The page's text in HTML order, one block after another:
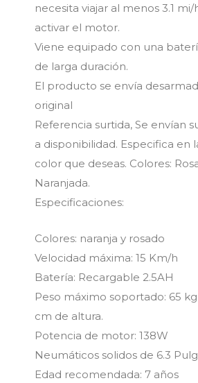
necesita viajar al menos 3.1
activar el motor.
Viene equipado con una
de larga duración.
El producto se envía
original
Referencia surtida, Se envían
a disponibilidad. Especifica en
color que deseas. Colores:
Naranjada.
Especificaciones:
Colores: naranja y rosado
Velocidad máxima: 15 Km/h
Batería: Recargable 2.5AH
Peso máximo soportado: 65 kg
cm de altura.
Potencia de motor: 138W
Neumáticos solidos de 6.3
Edad recomendada: 7 años